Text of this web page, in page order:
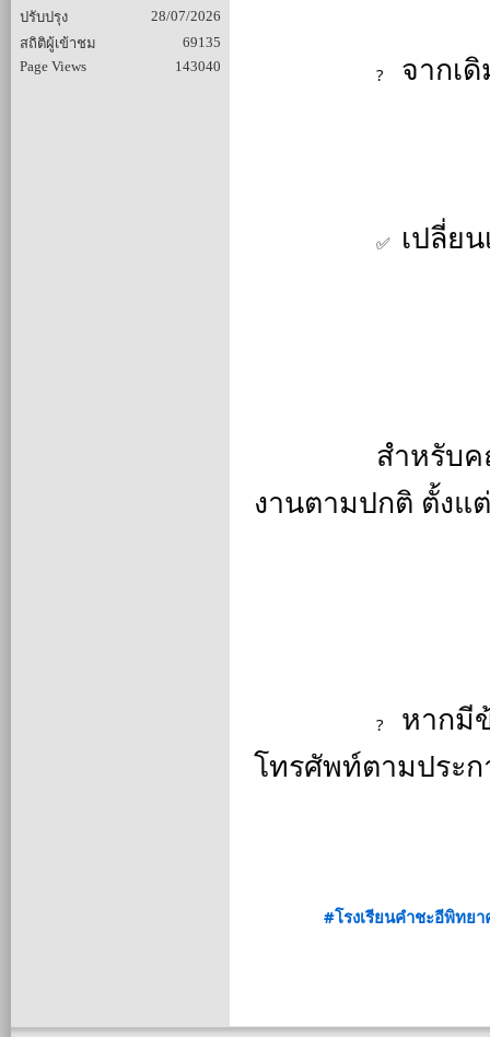
ปรับปรุง
28/07/2026
สถิติผู้เข้าชม
69135
Page Views
143040 จากเ
เปลี่ย
งานตามปกติ ตั้งแ
หากมี
โทรศัพท์ตามประ
#โรงเรียนคำชะอีพิทย